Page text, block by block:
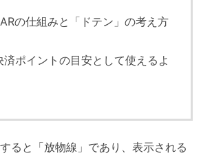
の仕組みと「ドテン」の考え方
済ポイントの目安として使えるよ
ると「放物線」であり、表示される